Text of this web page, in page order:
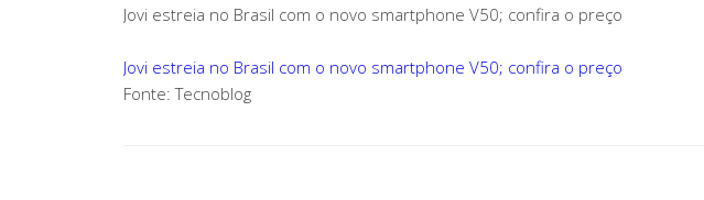
Jovi estreia no Brasil com o novo smartphone V50; confira o preço
Jovi estreia no Brasil com o novo smartphone V50; confira o preço
Fonte: Tecnoblog